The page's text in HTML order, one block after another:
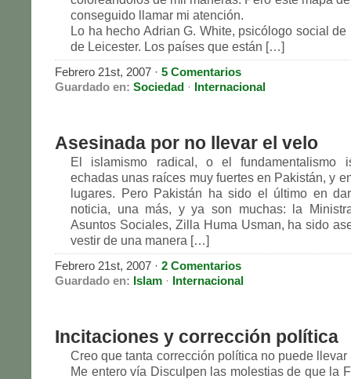
conseguido llamar mi atención.
Lo ha hecho Adrian G. White, psicólogo social
de Leicester. Los países que están […]
Febrero 21st, 2007 · 5 Comentarios
Guardado en: Sociedad · Internacional
Asesinada por no llevar el velo
El islamismo radical, o el fundamentalismo
echadas unas raíces muy fuertes en Pakistán, y
lugares. Pero Pakistán ha sido el último en
noticia, una más, y ya son muchas: la
Asuntos Sociales, Zilla Huma Usman, ha sido
vestir de una manera […]
Febrero 21st, 2007 · 2 Comentarios
Guardado en: Islam · Internacional
Incitaciones y corrección política
Creo que tanta corrección política no puede
Me entero vía Disculpen las molestias de que la